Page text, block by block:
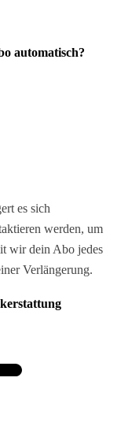
automatisch?
es sich
werden, um
wir dein Abo jedes
Verlängerung.